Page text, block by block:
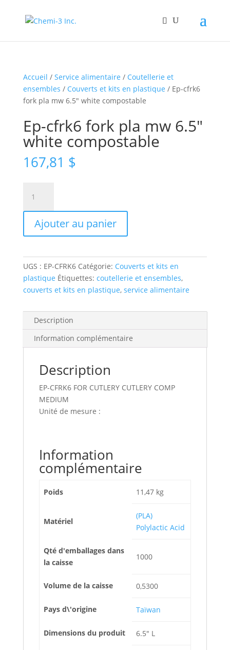
Accueil / Service alimentaire / Coutellerie et
ensembles / Couverts et kits en plastique / Ep-cfrk6
fork pla mw 6.5″ white compostable
Ep-cfrk6 fork pla mw 6.5″
white compostable
167,81 $
Ep-
cfrk6
fork
mw
6.5"
white
compostable
Ajouter au panier
UGS : EP-CFRK6 Catégorie: Couverts et kits en
plastique Étiquettes: coutellerie et ensembles,
couverts et kits en plastique, service alimentaire
Description
Information complémentaire
Description
EP-CFRK6 FOR CUTLERY CUTLERY COMP
MEDIUM
Unité de mesure :
Information
complémentaire
Poids 11,47 kg
Matériel
(PLA)
Polylactic Acid
Qté d'emballages dans
la caisse
1000
Volume de la caisse 0,5300
Pays d\'origine Taïwan
Dimensions du produit 6.5" L